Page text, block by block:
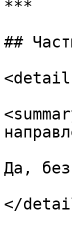
***
##
Да, без
</